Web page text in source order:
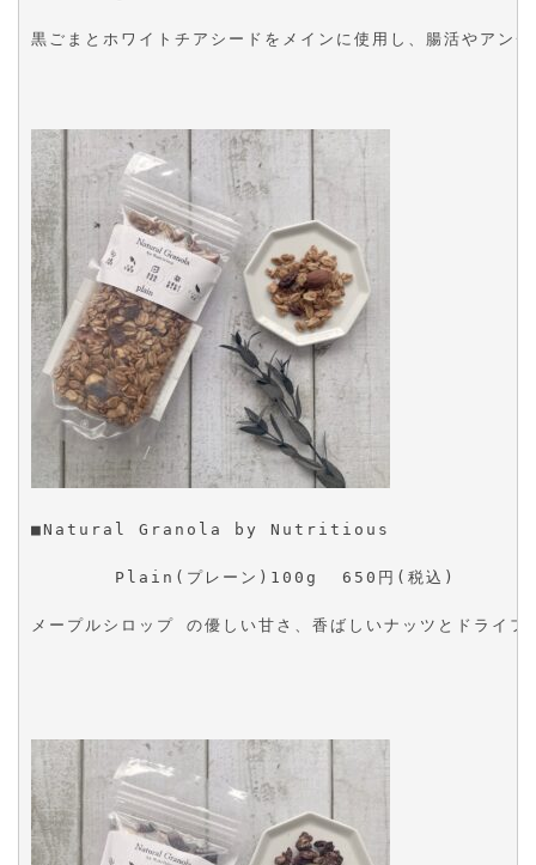
黒ごまとホワイトチアシードをメインに使用し、腸活やアン
■Natural Granola by Nutritious
Plain(プレーン)100g  650円(税込)
メープルシロップ の優しい甘さ、香ばしいナッツとドライ